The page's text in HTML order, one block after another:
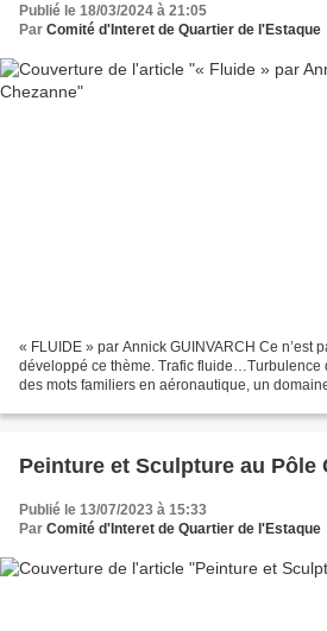
Publié le 18/03/2024 à 21:05
Par Comité d'Interet de Quartier de l'Estaque
« FLUIDE » par Annick GUINVARCH Ce n’est
développé ce thème. Trafic fluide…Turbulence
des mots familiers en aéronautique, un
Peinture et Sculpture au Pôle
Publié le 13/07/2023 à 15:33
Par Comité d'Interet de Quartier de l'Estaque